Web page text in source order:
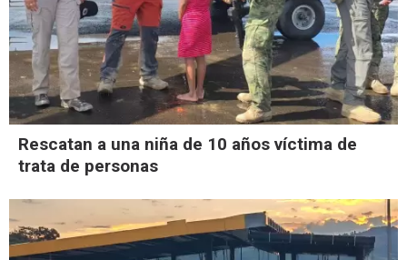
Rescatan a una niña de 10 años víctima de
trata de personas